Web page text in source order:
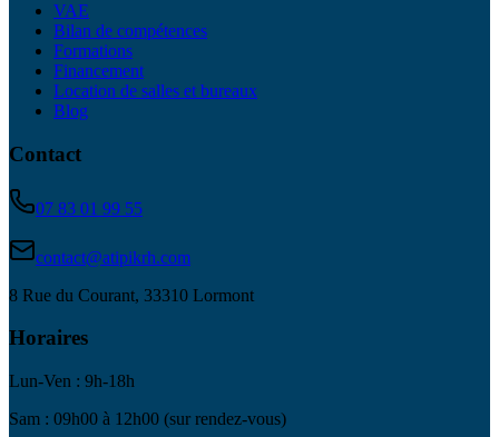
VAE
Bilan de compétences
Formations
Financement
Location de salles et bureaux
Blog
Contact
07 83 01 99 55
contact@atipikrh.com
8 Rue du Courant, 33310 Lormont
Horaires
Lun-Ven : 9h-18h
Sam : 09h00 à 12h00 (sur rendez-vous)